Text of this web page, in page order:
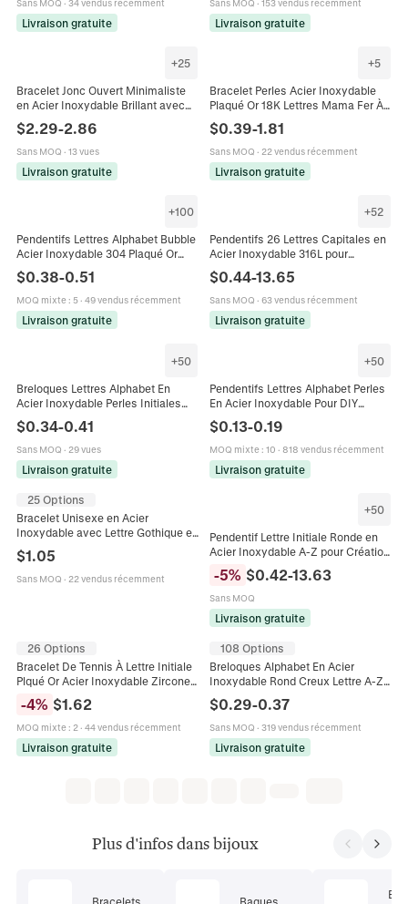
Sans MOQ · 34 vendus récemment
Livraison gratuite
Sans MOQ · 153 vendus récemment
Livraison gratuite
+25
Bracelet Jonc Ouvert Minimaliste
en Acier Inoxydable Brillant avec
Lettre Initiale A-Z Plaqué Or Bijoux
Mode Femme
$2.29-2.86
Sans MOQ · 13 vues
Livraison gratuite
+5
Bracelet Perles Acier Inoxydable
Plaqué Or 18K Lettres Mama Fer À
Cheval Noeud Coeur Bijoux
Femme Cadeau Fête Des Mères
$0.39-1.81
Sans MOQ · 22 vendus récemment
Livraison gratuite
+100
Pendentifs Lettres Alphabet Bubble
Acier Inoxydable 304 Plaqué Or
18K Breloques 3D Pour Collier
Bracelet DIY
$0.38-0.51
MOQ mixte: 5· 49 vendus récemment
Livraison gratuite
+52
Pendentifs 26 Lettres Capitales en
Acier Inoxydable 316L pour
Fabrication de Bijoux DIY Or Argent
Charmes Alphabet Minimalistes
pour Collier Bracelet
$0.44-13.65
Sans MOQ · 63 vendus récemment
Livraison gratuite
+50
Breloques Lettres Alphabet En
Acier Inoxydable Perles Initiales
Rondes Plates Pour Création Bijoux
Collier
$0.34-0.41
Sans MOQ · 29 vues
Livraison gratuite
+50
Pendentifs Lettres Alphabet Perles
En Acier Inoxydable Pour DIY
Création Bijoux Collier Bracelet
Accessoire Artisanal Poli
$0.13-0.19
MOQ mixte: 10 · 818 vendus récemment
Livraison gratuite
25 Options
Bracelet Unisexe en Acier
Inoxydable avec Lettre Gothique et
Chaîne Cubaine Poli Miroir Argent
Hip Hop Bijoux de Mode
$1.05
Sans MOQ · 22 vendus récemment
+50
Pendentif Lettre Initiale Ronde en
Acier Inoxydable A-Z pour Création
de Bijoux DIY Colliers Bracelet Or
Argent Breloques Alphabet
-5% $0.42-13.63
Sans MOQ
Livraison gratuite
26 Options
Bracelet De Tennis À Lettre Initiale
Plqué Or Acier Inoxydable Zircone
Curseur Réglable Accessoire Mode
Femmes
-4% $1.62
MOQ mixte: 2· 44 vendus récemment
Livraison gratuite
108 Options
Breloques Alphabet En Acier
Inoxydable Rond Creux Lettre A-Z
Connecteur Double Trou Pour
Fabrication Bijoux DIY
$0.29-0.37
Sans MOQ · 319 vendus récemment
Livraison gratuite
Plus d'infos dans bijoux